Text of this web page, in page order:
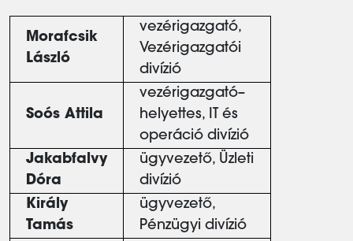
Morafcsik
László
vezérigazgató,
Vezérigazgatói
divízió
Soós Attila
vezérigazgató–
helyettes, IT és
operáció divízió
Jakabfalvy
Dóra
ügyvezető, Üzleti
divízió
Király
Tamás
ügyvezető,
Pénzügyi divízió